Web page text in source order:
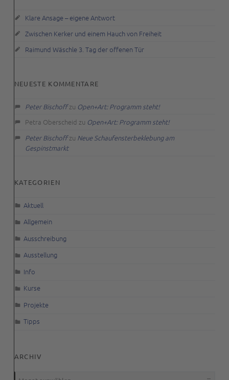
Klare Ansage – eigene Antwort
Zwischen Kerker und einem Hauch von Freiheit
Raimund Wäschle 3. Tag der offenen Tür
NEUESTE KOMMENTARE
Peter Bischoffzu Open+Art: Programm steht!
Petra Oberscheid zu Open+Art: Programm steht!
Peter Bischoffzu Neue Schaufensterbeklebung am
Gespinstmarkt
KATEGORIEN
Aktuell
Allgemein
Ausschreibung
Ausstellung
Info
Kurse
Projekte
Tipps
ARCHIV
Archiv